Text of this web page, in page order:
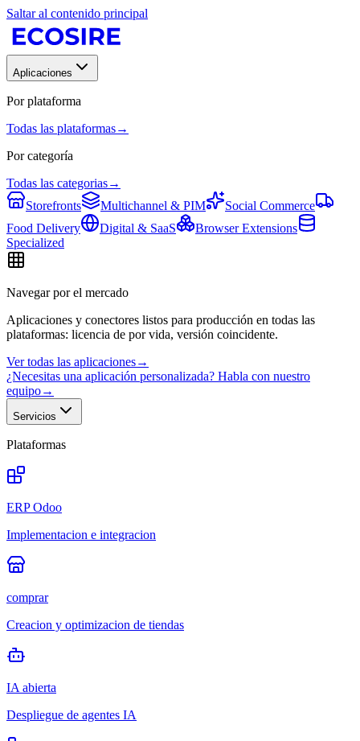
Saltar al contenido principal
Aplicaciones
Por plataforma
Todas las plataformas→
Por categoría
Todas las categorias→
Storefronts
Multichannel & PIM
Social Commerce
Food Delivery
Digital & SaaS
Browser Extensions
Specialized
Navegar por el mercado
Aplicaciones y conectores listos para producción en todas las
plataformas: licencia de por vida, versión coincidente.
Ver todas las aplicaciones→
¿Necesitas una aplicación personalizada? Habla con nuestro
equipo→
Servicios
Plataformas
ERP Odoo
Implementacion e integracion
comprar
Creacion y optimizacion de tiendas
IA abierta
Despliegue de agentes IA